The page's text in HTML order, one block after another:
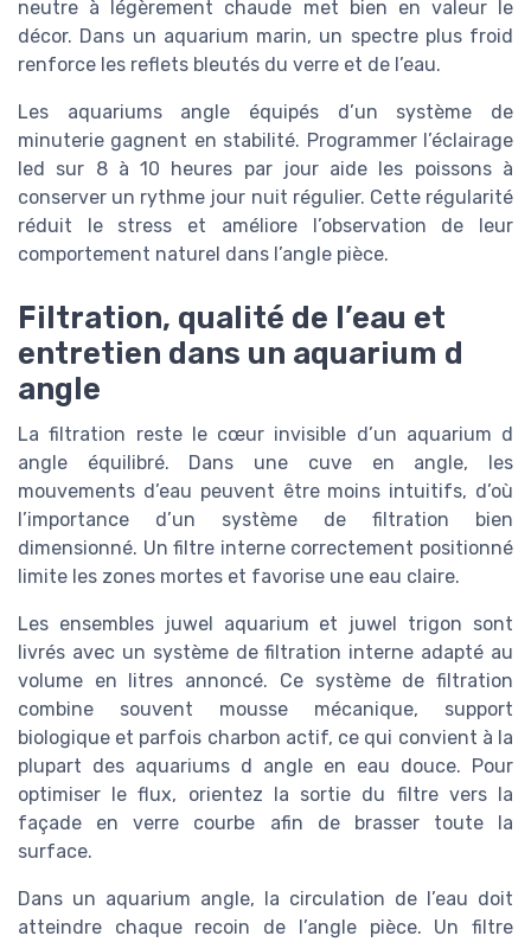
neutre à légèrement chaude met bien en valeur le
décor. Dans un aquarium marin, un spectre plus froid
renforce les reflets bleutés du verre et de l’eau.
Les aquariums angle équipés d’un système de
minuterie gagnent en stabilité. Programmer l’éclairage
led sur 8 à 10 heures par jour aide les poissons à
conserver un rythme jour nuit régulier. Cette régularité
réduit le stress et améliore l’observation de leur
comportement naturel dans l’angle pièce.
Filtration, qualité de l’eau et
entretien dans un aquarium d
angle
La filtration reste le cœur invisible d’un aquarium d
angle équilibré. Dans une cuve en angle, les
mouvements d’eau peuvent être moins intuitifs, d’où
l’importance d’un système de filtration bien
dimensionné. Un filtre interne correctement positionné
limite les zones mortes et favorise une eau claire.
Les ensembles juwel aquarium et juwel trigon sont
livrés avec un système de filtration interne adapté au
volume en litres annoncé. Ce système de filtration
combine souvent mousse mécanique, support
biologique et parfois charbon actif, ce qui convient à la
plupart des aquariums d angle en eau douce. Pour
optimiser le flux, orientez la sortie du filtre vers la
façade en verre courbe afin de brasser toute la
surface.
Dans un aquarium angle, la circulation de l’eau doit
atteindre chaque recoin de l’angle pièce. Un filtre